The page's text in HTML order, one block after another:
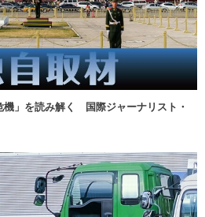
機」を読み解く 国際ジャーナリスト・